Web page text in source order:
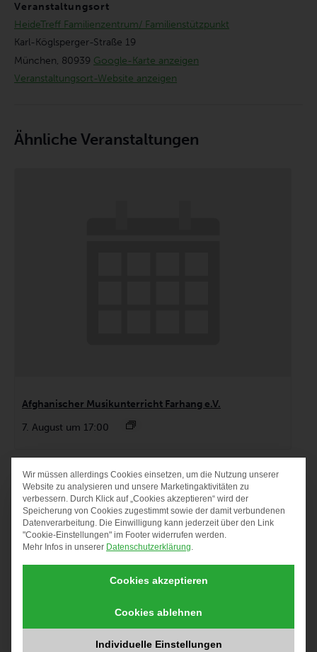
Veranstaltungsort
HeideTreff Familienzentrum/ Familienstützpunkt
Karl-Köglsperger-Straße 19
München, 80939 Google-Karte anzeigen
Veranstaltungsort-Website anzeigen
Ähnliche Veranstaltungen
Afghanischer Musikunterricht Farhang e.V.
7. August um 17:00
DATENSCHUTZ-
Wir müssen allerdings Cookies einsetzen, um die Nutzung unserer
Website zu analysieren und unsere Marketingaktivitäten zu
verbessern. Durch Klick auf „Cookies akzeptieren“ wird der
Speicherung von Cookies zugestimmt sowie der damit verbundenen
Datenverarbeitung. Die Einwilligung kann jederzeit über den Link
"Cookie-Einstellungen" im Footer widerrufen werden.
Mehr Infos in unserer Datenschutzerklärung
Cookies akzeptieren
Cookies ablehnen
Individuelle Einstellungen